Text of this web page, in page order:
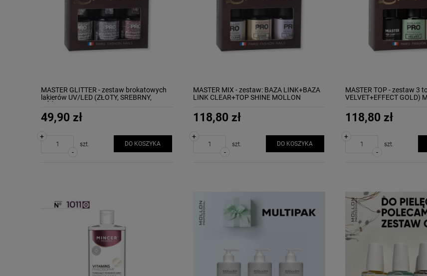
MASTER GLITTER - zestaw brokatowych
lakierów UV/LED (ZŁOTY, SREBRNY,
49,90 zł
-
+
szt. DO KOSZYKA
MASTER MIX - zestaw: BAZA LINK+BAZA
LINK CLEAR+TOP SHINE MOLLON
118,80 zł
-
+
szt. DO KOSZYKA
MASTER TOP - zestaw 3
VELVET+EFFECT GOLD)
118,80 zł
-
+
szt.